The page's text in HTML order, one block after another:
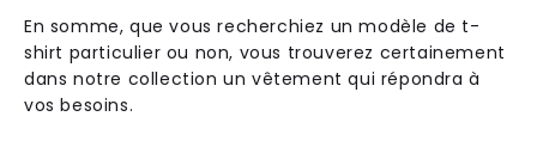
En somme, que vous recherchiez un modèle de t-
shirt particulier ou non, vous trouverez certainement
dans notre collection un vêtement qui répondra à
vos besoins.